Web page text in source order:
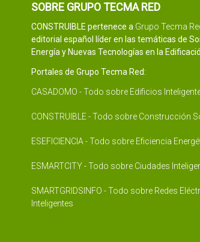
SOBRE GRUPO TECMA RED
CONSTRUIBLE pertenece a Grupo Tecma
editorial español líder en las temáticas de
Energía y Nuevas Tecnologías en la
Portales de Grupo Tecma Red:
CASADOMO - Todo sobre Edificios
CONSTRUIBLE - Todo sobre Construcción
ESEFICIENCIA - Todo sobre Eficiencia
ESMARTCITY - Todo sobre Ciudades
SMARTGRIDSINFO - Todo sobre Redes
Inteligentes